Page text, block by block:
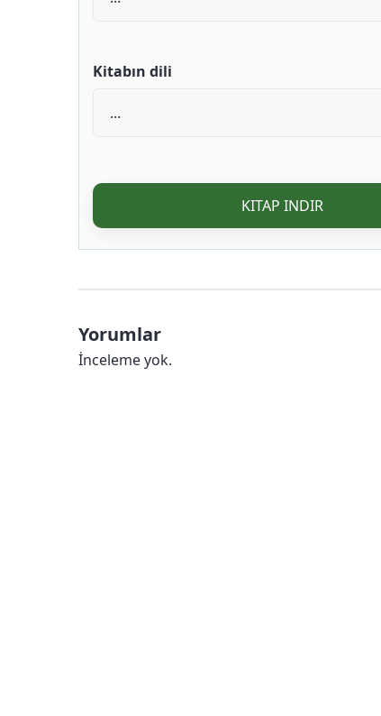
Kitabın dili
KITAP INDIR
Yorumlar
İnceleme yok.